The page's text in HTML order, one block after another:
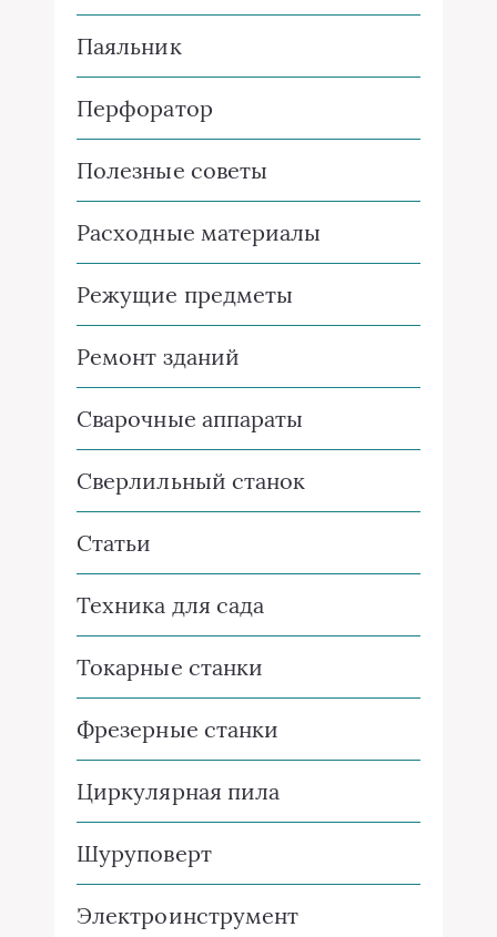
Паяльник
Перфоратор
Полезные советы
Расходные материалы
Режущие предметы
Ремонт зданий
Сварочные аппараты
Сверлильный станок
Статьи
Техника для сада
Токарные станки
Фрезерные станки
Циркулярная пила
Шуруповерт
Электроинструмент